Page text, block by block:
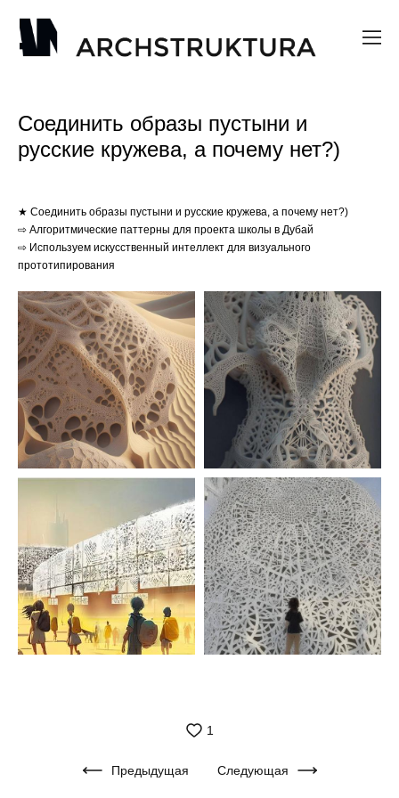
Соединить образы пустыни и
русские кружева, а почему нет?)
★ Соединить образы пустыни и русские кружева, а почему нет?)
⇨ Алгоритмические паттерны для проекта школы в Дубай
⇨ Используем искусственный интеллект для визуального
прототипирования
1
Предыдущая Следующая